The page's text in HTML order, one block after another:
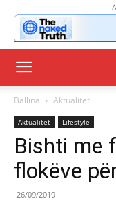
Ballina Aktualitet
Aktualitet Lifestyle
Bishti me
flokëve
26/09/2019